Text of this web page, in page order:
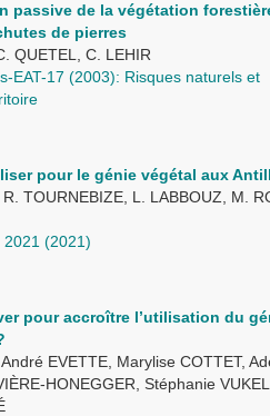
passive de la végétation
de pierres
QUETEL, C. LEHIR
EAT-17 (2003): Risques naturels et
pour le génie végétal aux
TOURNEBIZE, L. LABBOUZ, M.
2021 (2021)
pour accroître l’utilisation du
EVETTE, Marylise COTTET,
HONEGGER, Stéphanie